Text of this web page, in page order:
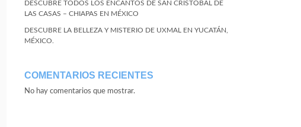
DESCUBRE TODOS LOS ENCANTOS DE SAN CRISTÓBAL DE
LAS CASAS – CHIAPAS EN MÉXICO
DESCUBRE LA BELLEZA Y MISTERIO DE UXMAL EN YUCATÁN,
MÉXICO.
COMENTARIOS RECIENTES
No hay comentarios que mostrar.